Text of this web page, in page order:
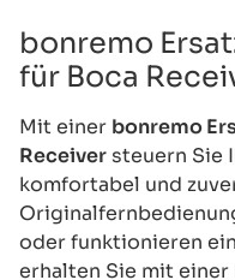
bonremo
für Boca
Mit einer bonremo
Receiver steuern Sie
komfortabel und
oder funktionieren
erhalten Sie mit